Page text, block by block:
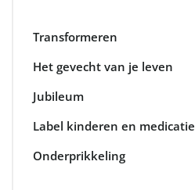
Transformeren
Het gevecht van je leven
Jubileum
Label kinderen en medicatie
Onderprikkeling